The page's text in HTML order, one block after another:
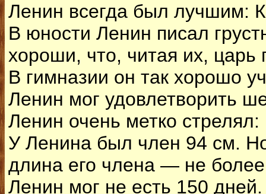
Ленин всегда был лучшим:
В юности Ленин писал
хороши, что, читая их, царь
В гимназии он так хорошо
Ленин мог удовлетворить
Ленин очень метко
У Ленина был член 94 см.
длина его члена — не
Ленин мог не есть 150 дней.